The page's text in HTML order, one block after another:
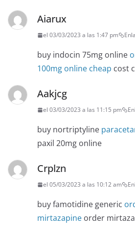
Aiarux
el 03/03/2023 a las 1:47 pm
buy indocin 75mg online
100mg online cheap cost
Aakjcg
el 03/03/2023 a las 11:15 pm
buy nortriptyline
paxil 20mg online
Crplzn
el 05/03/2023 a las 10:12 am
buy famotidine generic
mirtazapine order